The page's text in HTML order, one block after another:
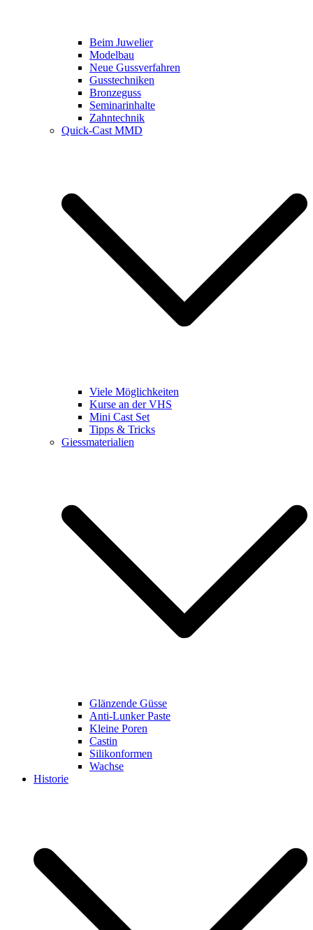
Beim Juwelier
Modelbau
Neue Gussverfahren
Gusstechniken
Bronzeguss
Seminarinhalte
Zahntechnik
Quick-Cast MMD
Viele Möglichkeiten
Kurse an der VHS
Mini Cast Set
Tipps & Tricks
Giessmaterialien
Glänzende Güsse
Anti-Lunker Paste
Kleine Poren
Castin
Silikonformen
Wachse
Historie